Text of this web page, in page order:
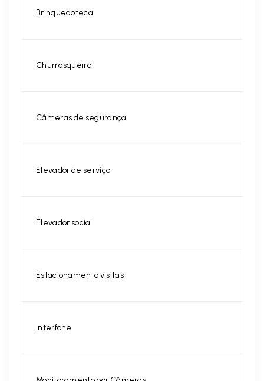
Brinquedoteca
Churrasqueira
Câmeras de segurança
Elevador de serviço
Elevador social
Estacionamento visitas
Interfone